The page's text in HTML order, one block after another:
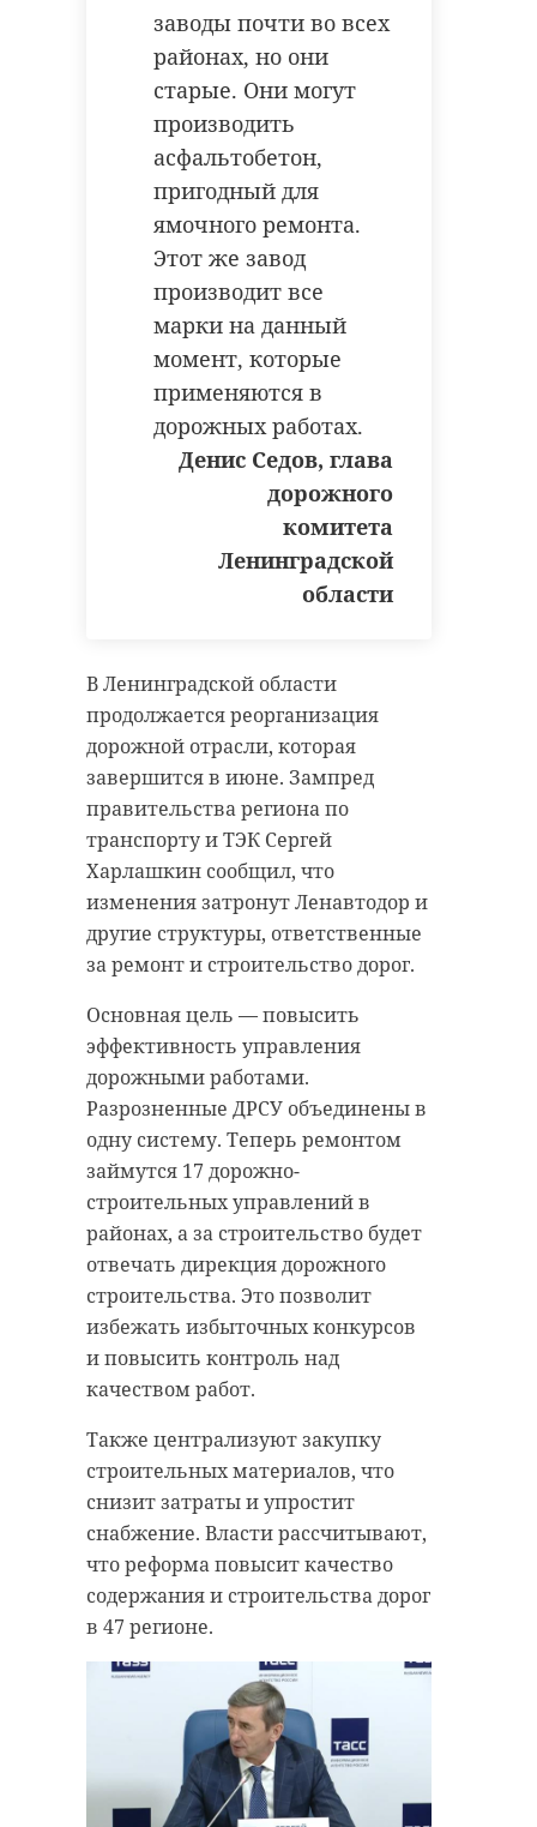
заводы почти во всех
районах, но они
старые. Они могут
производить
асфальтобетон,
пригодный для
ямочного ремонта.
Этот же завод
производит все
марки на данный
момент, которые
применяются в
дорожных работах.
Денис Седов, глава
дорожного
комитета
Ленинградской
области
В Ленинградской области
продолжается реорганизация
дорожной отрасли, которая
завершится в июне. Зампред
правительства региона по
транспорту и ТЭК Сергей
Харлашкин сообщил, что
изменения затронут Ленавтодор и
другие структуры, ответственные
за ремонт и строительство дорог.
Основная цель — повысить
эффективность управления
дорожными работами.
Разрозненные ДРСУ объединены в
одну систему. Теперь ремонтом
займутся 17 дорожно-
строительных управлений в
районах, а за строительство будет
отвечать дирекция дорожного
строительства. Это позволит
избежать избыточных конкурсов
и повысить контроль над
качеством работ.
Также централизуют закупку
строительных материалов, что
снизит затраты и упростит
снабжение. Власти рассчитывают,
что реформа повысит качество
содержания и строительства дорог
в 47 регионе.
Поделиться статьей:
РЕКОМЕНДУЕМ
16 февраля 2023, 20:14
Ленобласти
начала года
09 марта 2023, 20:22
Фото: https://vk.com/wall-
180558329_15503
выборг росомаха
Поделиться статьей: